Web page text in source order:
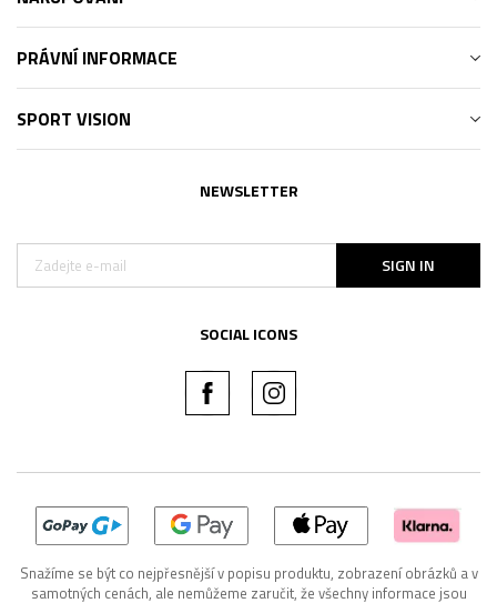
PRÁVNÍ INFORMACE
SPORT VISION
NEWSLETTER
SIGN IN
SOCIAL ICONS
Snažíme se být co nejpřesnější v popisu produktu, zobrazení obrázků a v
samotných cenách, ale nemůžeme zaručit, že všechny informace jsou